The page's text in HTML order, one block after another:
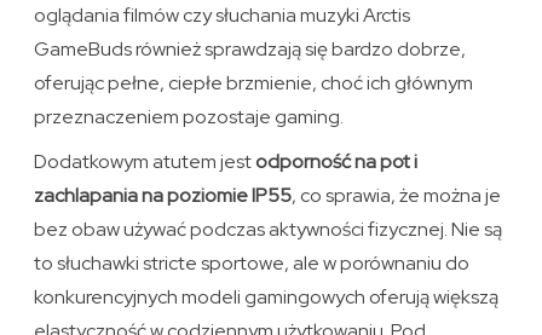
oglądania filmów czy słuchania muzyki Arctis
GameBuds również sprawdzają się bardzo dobrze,
oferując pełne, ciepłe brzmienie, choć ich głównym
przeznaczeniem pozostaje gaming.
Dodatkowym atutem jestodporność na pot i
zachlapania na poziomie IP55, co sprawia, że można je
bez obaw używać podczas aktywności fizycznej. Nie są
to słuchawki stricte sportowe, ale w porównaniu do
konkurencyjnych modeli gamingowych oferują większą